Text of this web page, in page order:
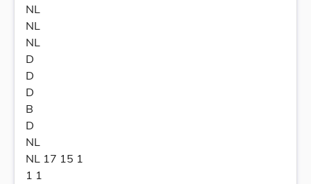
NL
NL
NL
D
D
D
B
D
NL
NL 17 15 1
1 1